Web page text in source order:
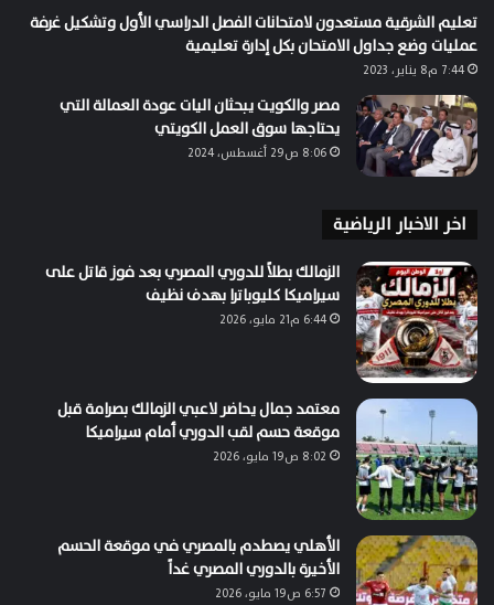
تعليم الشرقية مستعدون لامتحانات الفصل الدراسي الأول وتشكيل غرفة
عمليات وضع جداول الامتحان بكل إدارة تعليمية
7:44 م8 يناير، 2023
مصر والكويت يبحثان اليات عودة العمالة التي
يحتاجها سوق العمل الكويتي
8:06 ص29 أغسطس، 2024
اخر الاخبار الرياضية
الزمالك بطلاً للدوري المصري بعد فوز قاتل على
سيراميكا كليوباترا بهدف نظيف
6:44 م21 مايو، 2026
معتمد جمال يحاضر لاعبي الزمالك بصرامة قبل
موقعة حسم لقب الدوري أمام سيراميكا
8:02 ص19 مايو، 2026
الأهلي يصطدم بالمصري في موقعة الحسم
الأخيرة بالدوري المصري غداً
6:57 ص19 مايو، 2026